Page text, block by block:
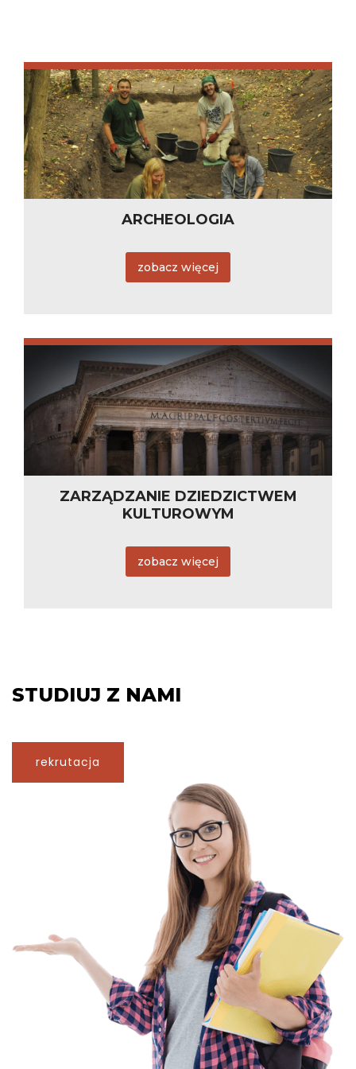
ARCHEOLOGIA
zobacz więcej
ZARZĄDZANIE DZIEDZICTWEM
KULTUROWYM
zobacz więcej
STUDIUJ Z NAMI
rekrutacja